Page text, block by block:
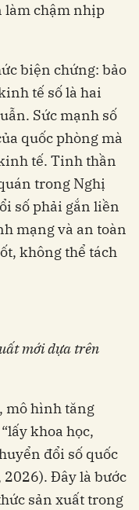
làm chậm nhịp
biện chứng: bảo
tế số là hai
Sức mạnh số
quốc phòng mà
tế. Tinh thần
trong Nghị
số phải gắn liền
mạng và an toàn
không thể tách
mới dựa trên
mô hình tăng
khoa học,
đổi số quốc
2026). Đây là bước
sản xuất trong